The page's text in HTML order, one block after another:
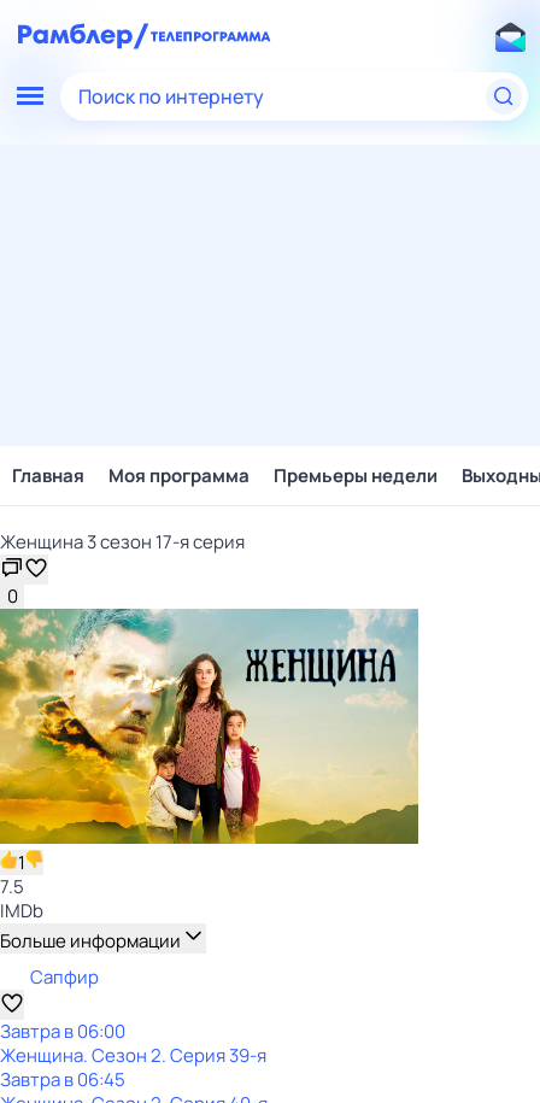
Поиск по интернету
Главная Моя программа Премьеры недели
Женщина 3 сезон 17-я серия
0
1
7.5
IMDb
Больше информации
Сапфир
Завтра в 06:00
Женщина. Сезон 2. Серия 39-я
Завтра в 06:45